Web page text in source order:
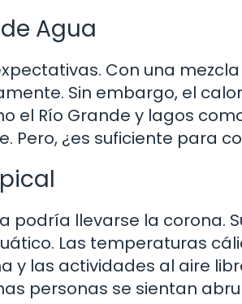
Agua
Con una
Sin embargo, el
el Río Grande y lagos
Pero, ¿es suficiente para
podría llevarse la corona.
Las temperaturas
y las actividades al aire
personas se sientan